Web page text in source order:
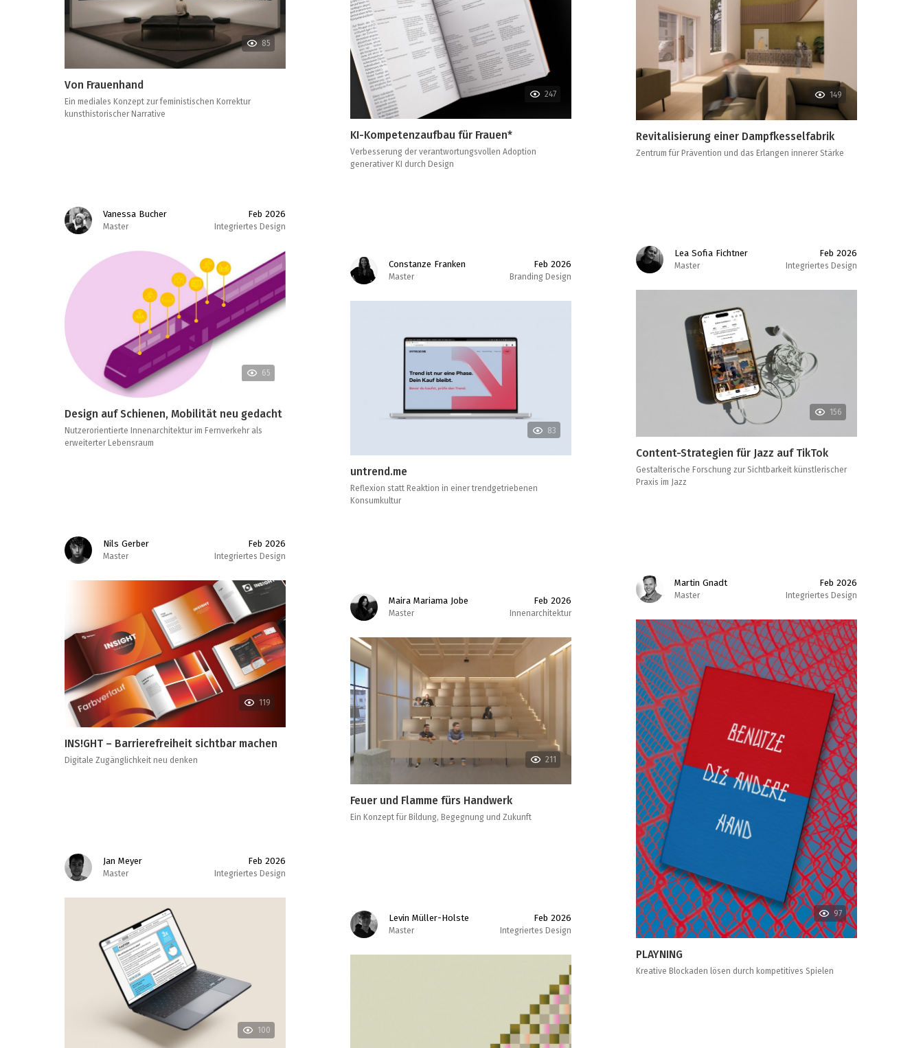
85
Von Frauenhand
Ein mediales Konzept zur feministischen Korrektur
kunsthistorischer Narrative
247
KI-Kompetenzaufbau für Frauen*
Verbesserung der verantwortungsvollen Adoption
generativer KI durch Design
149
Revitalisierung einer Dampfkesselfabrik
Zentrum für Prävention und das Erlangen innerer Stärke
Vanessa Bucher
Master
Feb 2026
Integriertes Design
65
Design auf Schienen, Mobilität neu gedacht
Nutzerorientierte Innenarchitektur im Fernverkehr als
erweiterter Lebensraum
Lea Sofia Fichtner
Master
Feb 2026
Integriertes Design
156
Content-Strategien für Jazz auf TikTok
Gestalterische Forschung zur Sichtbarkeit künstlerischer
Praxis im Jazz
Constanze Franken
Master
Feb 2026
Branding Design
83
untrend.me
Reflexion statt Reaktion in einer trendgetriebenen
Konsumkultur
Nils Gerber
Master
Feb 2026
Integriertes Design
119
INS!GHT – Barrierefreiheit sichtbar machen
Digitale Zugänglichkeit neu denken
Martin Gnadt
Master
Feb 2026
Integriertes Design
97
PLAYNING
Kreative Blockaden lösen durch kompetitives Spielen
Maira Mariama Jobe
Master
Feb 2026
Innenarchitektur
211
Feuer und Flamme fürs Handwerk
Ein Konzept für Bildung, Begegnung und Zukunft
Jan Meyer
Master
Feb 2026
Integriertes Design
100
Levin Müller-Holste
Master
Feb 2026
Integriertes Design